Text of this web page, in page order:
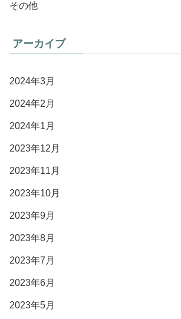
その他
アーカイブ
2024年3月
2024年2月
2024年1月
2023年12月
2023年11月
2023年10月
2023年9月
2023年8月
2023年7月
2023年6月
2023年5月